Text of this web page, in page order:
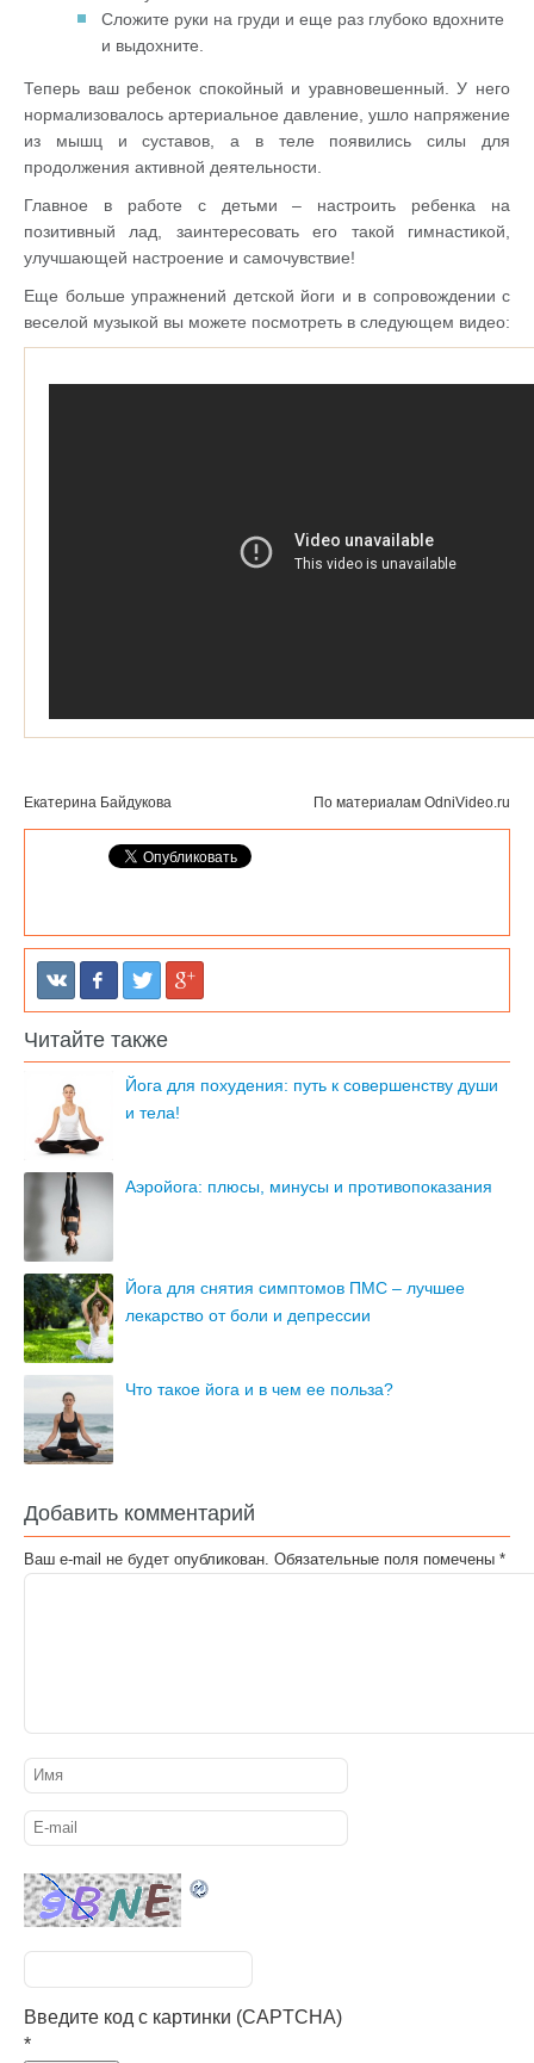
Сложите руки на груди и еще раз глубоко вдохните
и выдохните.
Теперь ваш ребенок спокойный и уравновешенный. У него
нормализовалось артериальное давление, ушло напряжение
из мышц и суставов, а в теле появились силы для
продолжения активной деятельности.
Главное в работе с детьми – настроить ребенка на
позитивный лад, заинтересовать его такой гимнастикой,
улучшающей настроение и самочувствие!
Еще больше упражнений детской йоги и в сопровождении c
веселой музыкой вы можете посмотреть в следующем видео:
Екатерина Байдукова По материалам OdniVideo.ru
Читайте также
Йога для похудения: путь к совершенству души
и тела!
Аэройога: плюсы, минусы и противопоказания
Йога для снятия симптомов ПМС – лучшее
лекарство от боли и депрессии
Что такое йога и в чем ее польза?
Добавить комментарий
Ваш e-mail не будет опубликован. Обязательные поля помечены *
Введите код с картинки (CAPTCHA)
*